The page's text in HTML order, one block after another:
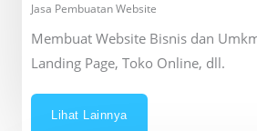
Jasa Pembuatan Website
Membuat Website Bisnis dan
Landing Page, Toko Online, dll.
Lihat Lainnya